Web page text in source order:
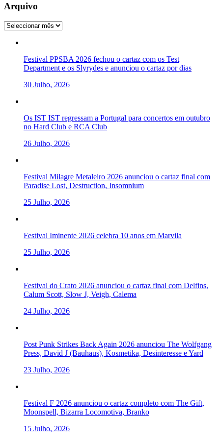
Arquivo
Arquivo
Festival PPSBA 2026 fechou o cartaz com os Test
Department e os Slyrydes e anunciou o cartaz por dias
30 Julho, 2026
Os IST IST regressam a Portugal para concertos em outubro
no Hard Club e RCA Club
26 Julho, 2026
Festival Milagre Metaleiro 2026 anunciou o cartaz final com
Paradise Lost, Destruction, Insomnium
25 Julho, 2026
Festival Iminente 2026 celebra 10 anos em Marvila
25 Julho, 2026
Festival do Crato 2026 anunciou o cartaz final com Delfins,
Calum Scott, Slow J, Veigh, Calema
24 Julho, 2026
Post Punk Strikes Back Again 2026 anunciou The Wolfgang
Press, David J (Bauhaus), Kosmetika, Desinteresse e Yard
23 Julho, 2026
Festival F 2026 anunciou o cartaz completo com The Gift,
Moonspell, Bizarra Locomotiva, Branko
15 Julho, 2026